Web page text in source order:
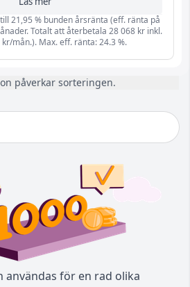
21,95 % bunden årsränta (eff. ränta på
Totalt att återbetala 28 068 kr inkl.
mån.). Max. eff. ränta: 24.3 %.
påverkar sorteringen.
användas för en rad olika